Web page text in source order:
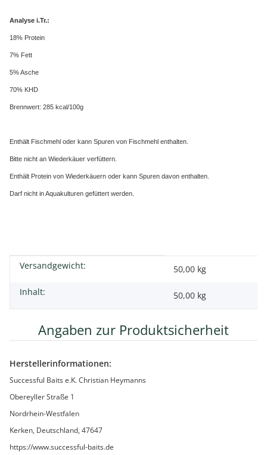
Analyse i.Tr.:
18% Protein
7% Fett
5% Asche
70% KHD
Brennwert: 285 kcal/100g
Enthält Fischmehl oder kann Spuren von Fischmehl enthalten.
Bitte nicht an Wiederkäuer verfüttern.
Enthält Protein von Wiederkäuern oder kann Spuren davon enthalten.
Darf nicht in Aquakulturen gefüttert werden.
Produkteigenschaft
Wert
Versandgewicht:
50,00 kg
Inhalt:
50,00 kg
Angaben zur Produktsicherheit
Herstellerinformationen:
Successful Baits e.K. Christian Heymanns
Obereyller Straße 1
Nordrhein-Westfalen
Kerken, Deutschland, 47647
https://www.successful-baits.de